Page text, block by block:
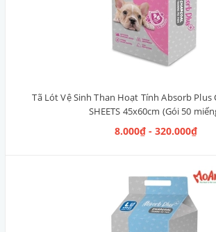
Tã Lót Vệ Sinh Than Hoạt Tính Absorb Plus
SHEETS 45x60cm (Gói 50
8.000₫ - 320.000₫